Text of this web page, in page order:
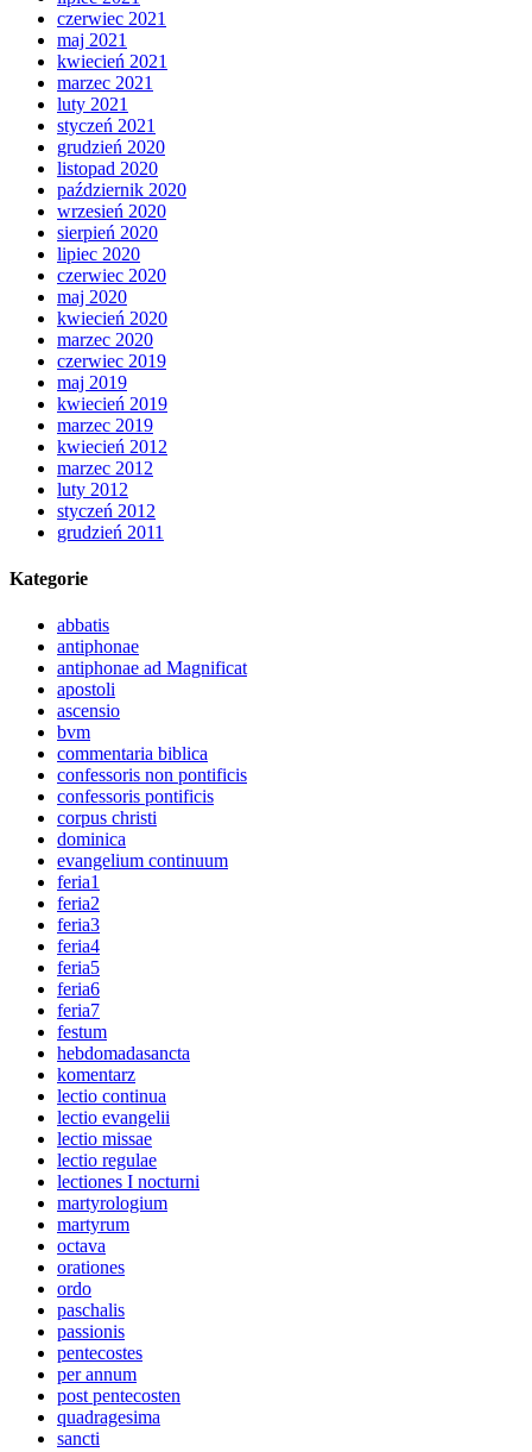
czerwiec 2021
maj 2021
kwiecień 2021
marzec 2021
luty 2021
styczeń 2021
grudzień 2020
listopad 2020
październik 2020
wrzesień 2020
sierpień 2020
lipiec 2020
czerwiec 2020
maj 2020
kwiecień 2020
marzec 2020
czerwiec 2019
maj 2019
kwiecień 2019
marzec 2019
kwiecień 2012
marzec 2012
luty 2012
styczeń 2012
grudzień 2011
Kategorie
abbatis
antiphonae
antiphonae ad Magnificat
apostoli
ascensio
bvm
commentaria biblica
confessoris non pontificis
confessoris pontificis
corpus christi
dominica
evangelium continuum
feria1
feria2
feria3
feria4
feria5
feria6
feria7
festum
hebdomadasancta
komentarz
lectio continua
lectio evangelii
lectio missae
lectio regulae
lectiones I nocturni
martyrologium
martyrum
octava
orationes
ordo
paschalis
passionis
pentecostes
per annum
post pentecosten
quadragesima
sancti